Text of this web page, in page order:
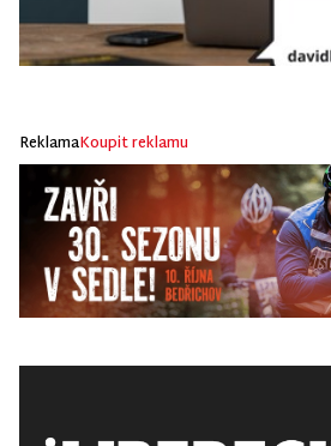
ReklamaKoupit reklamu